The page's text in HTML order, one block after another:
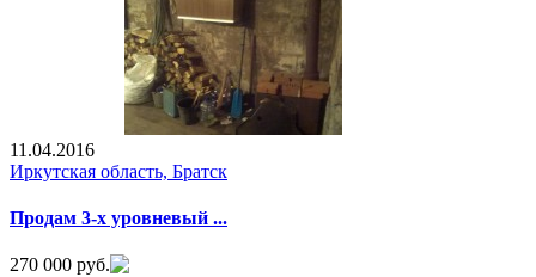
11.04.2016
Иркутская область, Братск
Продам 3-х уровневый ...
270 000 руб.